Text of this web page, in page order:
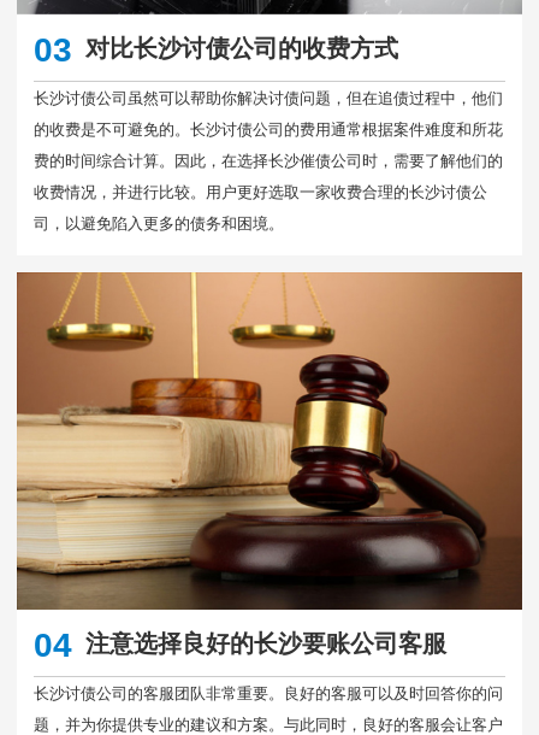
03 对比长沙讨债公司的收费方式
长沙讨债公司虽然可以帮助你解决讨债问题，但在追债过程中，他们
的收费是不可避免的。长沙讨债公司的费用通常根据案件难度和所花
费的时间综合计算。因此，在选择长沙催债公司时，需要了解他们的
收费情况，并进行比较。用户更好选取一家收费合理的长沙讨债公
司，以避免陷入更多的债务和困境。
04 注意选择良好的长沙要账公司客服
长沙讨债公司的客服团队非常重要。良好的客服可以及时回答你的问
题，并为你提供专业的建议和方案。与此同时，良好的客服会让客户